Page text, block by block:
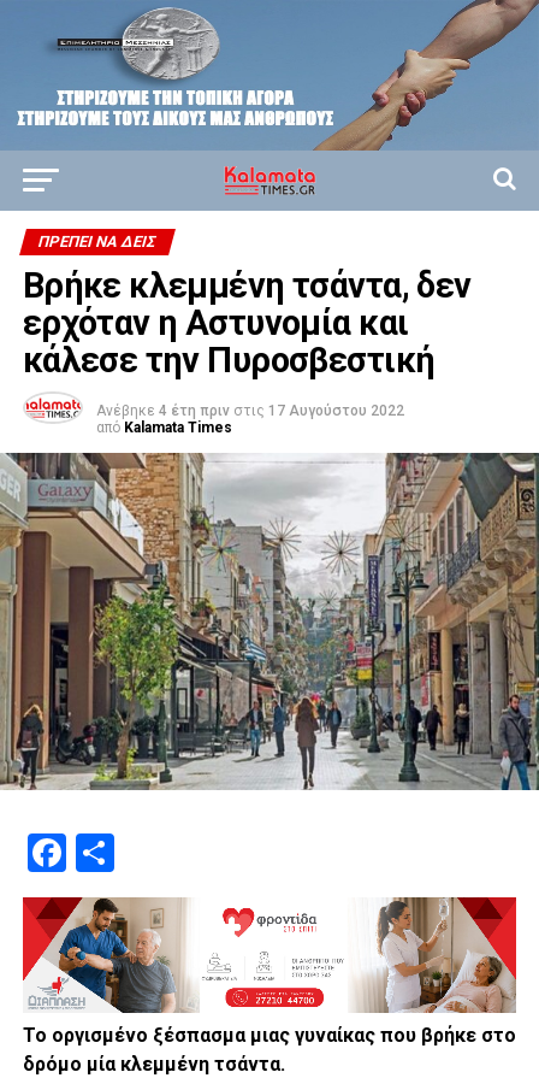
ΠΡΈΠΕΙ ΝΑ ΔΕΙΣ
Βρήκε κλεμμένη τσάντα, δεν
ερχόταν η Αστυνομία και
κάλεσε την Πυροσβεστική
Ανέβηκε 4 έτη πριν στις 17 Αυγούστου 2022
από Kalamata Times
Facebook
Μοιραστείτε
Το οργισμένο ξέσπασμα μιας γυναίκας που βρήκε στο
δρόμο μία κλεμμένη τσάντα.